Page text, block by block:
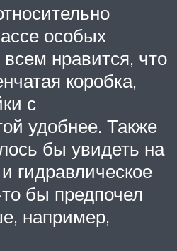
особых
нравится, что
коробка,
с
удобнее. Также
бы увидеть на
гидравлическое
бы предпочел
например,